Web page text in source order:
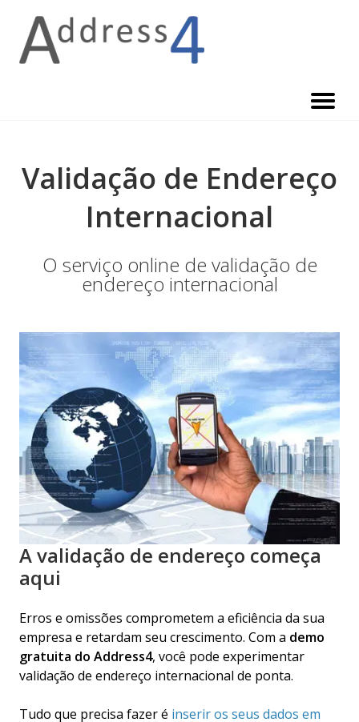
content
Validação de Endereço
Internacional
O serviço online de validação de
endereço internacional
A validação de endereço começa
aqui
Erros e omissões comprometem a eficiência da sua
empresa e retardam seu crescimento. Com a demo
gratuita do Address4, você pode experimentar
validação de endereço internacional de ponta.
Tudo que precisa fazer é inserir os seus dados em